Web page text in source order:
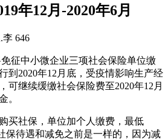
年12月-2020年6月
李 646
征中小微企业三项社会保险单位缴
到2020年12月底，受疫情影响生产经
可继续缓缴社会保险费至2020年12月
。
买社保，单位加个人缴费，最低
保待遇和减免之前是一样的，因为减